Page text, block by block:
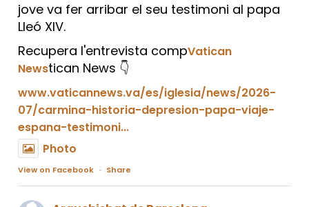
jove va fer arribar el seu testimoni al papa
Lleó XIV.
Recupera l'entrevista compVatican
Newstican News 👇
www.vaticannews.va/es/iglesia/news/2026-
07/carmina-historia-depresion-papa-viaje-
espana-testimoni...
Photo
View on Facebook · Share